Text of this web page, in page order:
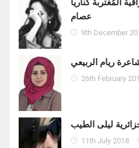
المُغتربة كناريا
عصام
9th December
ريام الربيعي
26th February
ليلى الطيب
11th July 2018